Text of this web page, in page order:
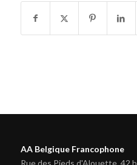
AA Belgique Francophone
Rue des Pieds d'Alouette, 42 b